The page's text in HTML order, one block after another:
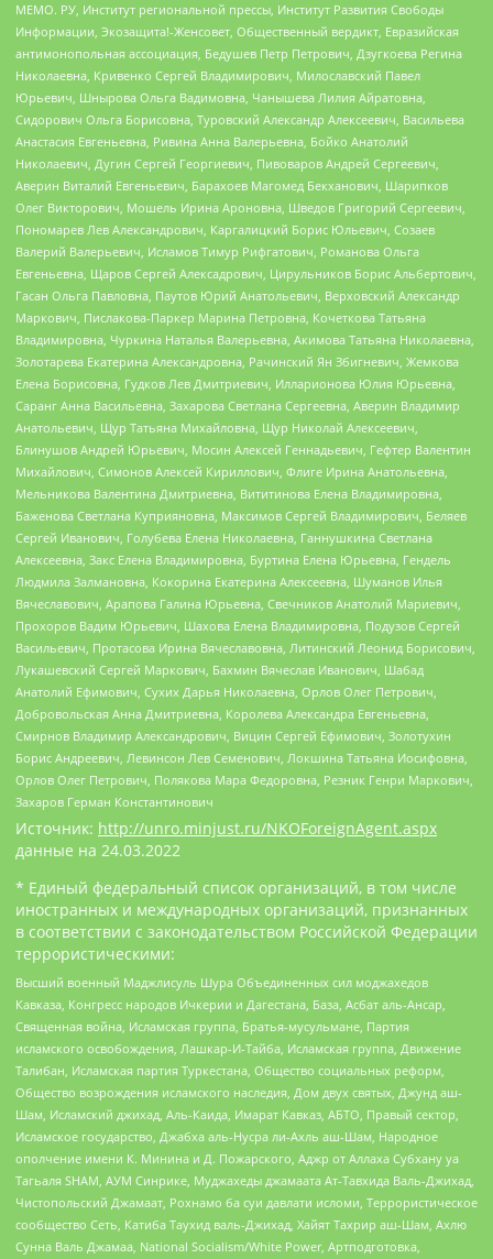
МЕМО. РУ, Институт региональной прессы, Институт Развития Свободы
Информации, Экозащита!-Женсовет, Общественный вердикт, Евразийская
антимонопольная ассоциация, Бедушев Петр Петрович, Дзугкоева Регина
Николаевна, Кривенко Сергей Владимирович, Милославский Павел
Юрьевич, Шнырова Ольга Вадимовна, Чанышева Лилия Айратовна,
Сидорович Ольга Борисовна, Туровский Александр Алексеевич, Васильева
Анастасия Евгеньевна, Ривина Анна Валерьевна, Бойко Анатолий
Николаевич, Дугин Сергей Георгиевич, Пивоваров Андрей Сергеевич,
Аверин Виталий Евгеньевич, Барахоев Магомед Бекханович, Шарипков
Олег Викторович, Мошель Ирина Ароновна, Шведов Григорий Сергеевич,
Пономарев Лев Александрович, Каргалицкий Борис Юльевич, Созаев
Валерий Валерьевич, Исламов Тимур Рифгатович, Романова Ольга
Евгеньевна, Щаров Сергей Алексадрович, Цирульников Борис Альбертович,
Гасан Ольга Павловна, Паутов Юрий Анатольевич, Верховский Александр
Маркович, Пислакова-Паркер Марина Петровна, Кочеткова Татьяна
Владимировна, Чуркина Наталья Валерьевна, Акимова Татьяна Николаевна,
Золотарева Екатерина Александровна, Рачинский Ян Збигневич, Жемкова
Елена Борисовна, Гудков Лев Дмитриевич, Илларионова Юлия Юрьевна,
Саранг Анна Васильевна, Захарова Светлана Сергеевна, Аверин Владимир
Анатольевич, Щур Татьяна Михайловна, Щур Николай Алексеевич,
Блинушов Андрей Юрьевич, Мосин Алексей Геннадьевич, Гефтер Валентин
Михайлович, Симонов Алексей Кириллович, Флиге Ирина Анатольевна,
Мельникова Валентина Дмитриевна, Вититинова Елена Владимировна,
Баженова Светлана Куприяновна, Максимов Сергей Владимирович, Беляев
Сергей Иванович, Голубева Елена Николаевна, Ганнушкина Светлана
Алексеевна, Закс Елена Владимировна, Буртина Елена Юрьевна, Гендель
Людмила Залмановна, Кокорина Екатерина Алексеевна, Шуманов Илья
Вячеславович, Арапова Галина Юрьевна, Свечников Анатолий Мариевич,
Прохоров Вадим Юрьевич, Шахова Елена Владимировна, Подузов Сергей
Васильевич, Протасова Ирина Вячеславовна, Литинский Леонид Борисович,
Лукашевский Сергей Маркович, Бахмин Вячеслав Иванович, Шабад
Анатолий Ефимович, Сухих Дарья Николаевна, Орлов Олег Петрович,
Добровольская Анна Дмитриевна, Королева Александра Евгеньевна,
Смирнов Владимир Александрович, Вицин Сергей Ефимович, Золотухин
Борис Андреевич, Левинсон Лев Семенович, Локшина Татьяна Иосифовна,
Орлов Олег Петрович, Полякова Мара Федоровна, Резник Генри Маркович,
Захаров Герман Константинович
Источник: http://unro.minjust.ru/NKOForeignAgent.aspx
данные на 24.03.2022
* Единый федеральный список организаций, в том числе
иностранных и международных организаций, признанных
в соответствии с законодательством Российской Федерации
террористическими:
Высший военный Маджлисуль Шура Объединенных сил моджахедов
Кавказа, Конгресс народов Ичкерии и Дагестана, База, Асбат аль-Ансар,
Священная война, Исламская группа, Братья-мусульмане, Партия
исламского освобождения, Лашкар-И-Тайба, Исламская группа, Движение
Талибан, Исламская партия Туркестана, Общество социальных реформ,
Общество возрождения исламского наследия, Дом двух святых, Джунд аш-
Шам, Исламский джихад, Аль-Каида, Имарат Кавказ, АБТО, Правый сектор,
Исламское государство, Джабха аль-Нусра ли-Ахль аш-Шам, Народное
ополчение имени К. Минина и Д. Пожарского, Аджр от Аллаха Субхану уа
Тагьаля SHAM, АУМ Синрике, Муджахеды джамаата Ат-Тавхида Валь-Джихад,
Чистопольский Джамаат, Рохнамо ба суи давлати исломи, Террористическое
сообщество Сеть, Катиба Таухид валь-Джихад, Хайят Тахрир аш-Шам, Ахлю
Сунна Валь Джамаа, National Socialism/White Power, Артподготовка,